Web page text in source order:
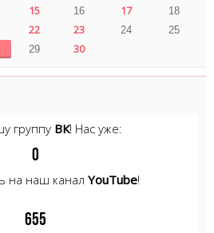
15 16 17 18
22 23 24 25
29 30
группу ВК! Нас уже:
0
на наш канал YouTube!
655